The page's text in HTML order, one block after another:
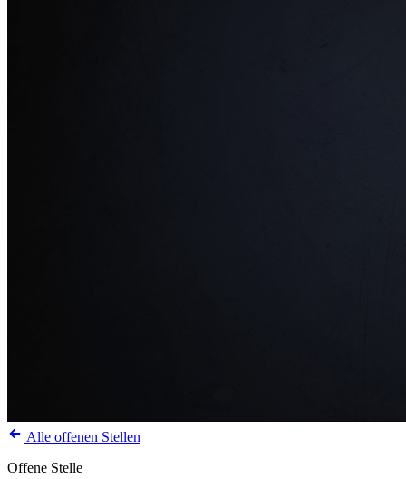
Alle offenen Stellen
Offene Stelle